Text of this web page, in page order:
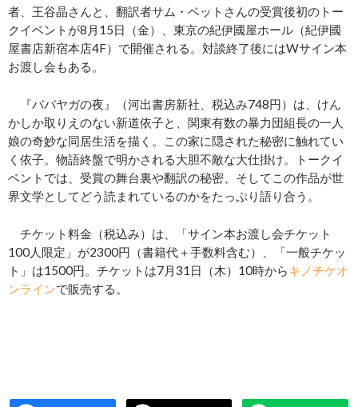
者、王谷晶さんと、翻訳者サム・ベットさんの受賞後初のトー
クイベントが8月15日（金）、東京の紀伊國屋ホール（紀伊國
屋書店新宿本店4F）で開催される。対談終了後にはWサイン本
お渡し会もある。
『ババヤガの夜』（河出書房新社、税込み748円）は、けん
かしか取りえのない新道依子と、関東有数の暴力団組長の一人
娘の奇妙な同居生活を描く。この家に隠された秘密に触れてい
く依子。物語終盤で明かされる大胆不敵な大仕掛け。トークイ
ベントでは、受賞の舞台裏や翻訳の秘密、そしてこの作品が世
界文学としてどう読まれているのかをたっぷり語り合う。
チケット料金（税込み）は、「サイン本お渡し会チケット
100人限定」が2300円（書籍代＋手数料含む）、「一般チケッ
ト」は1500円。チケットは7月31日（木）10時からキノチケオ
ンラインで販売する。